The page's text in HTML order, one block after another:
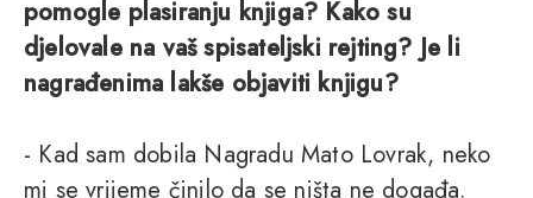
pomogle plasiranju knjiga? Kako su
djelovale na vaš spisateljski rejting? Je li
nagrađenima lakše objaviti knjigu?
- Kad sam dobila Nagradu Mato Lovrak, neko
mi se vrijeme činilo da se ništa ne događa.